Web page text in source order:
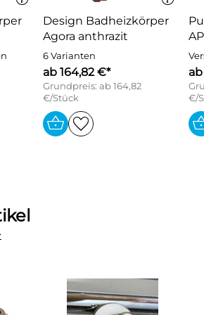
Betriebstemperatur: 120 °C, Min.
–10 °C
Kunststoff
EPDMThermostat-Oberteil:
Edelstahlspindel mit
Abdichtung
Kunststoff und
Design Badheizkörper
Agora anthrazit
6 Varianten
ab 164,82 €*
Grundpreis: ab 164,82
€/Stück
€/